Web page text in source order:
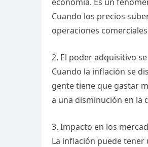
Cuando los precios
operaciones
2. El poder adquisitivo
Cuando la inflación se
gente tiene que gastar
a una disminución en la
3. Impacto en los
La inflación puede